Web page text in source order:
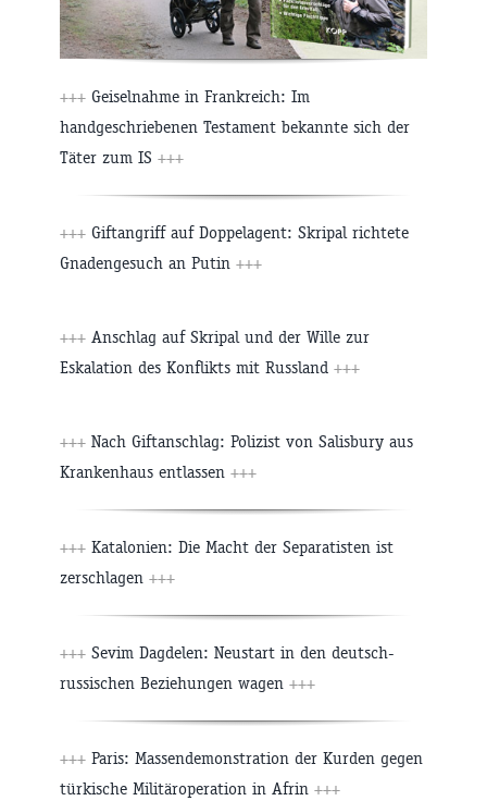
+++ Geiselnahme in Frankreich: Im
handgeschriebenen Testament bekannte sich der
Täter zum IS +++
+++ Giftangriff auf Doppelagent: Skripal richtete
Gnadengesuch an Putin +++
+++ Anschlag auf Skripal und der Wille zur
Eskalation des Konflikts mit Russland +++
+++ Nach Giftanschlag: Polizist von Salisbury aus
Krankenhaus entlassen +++
+++ Katalonien: Die Macht der Separatisten ist
zerschlagen +++
+++ Sevim Dagdelen: Neustart in den deutsch-
russischen Beziehungen wagen +++
+++ Paris: Massendemonstration der Kurden gegen
türkische Militäroperation in Afrin +++